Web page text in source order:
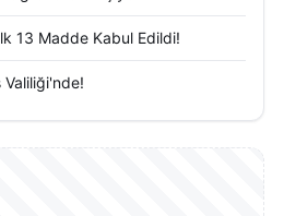
sağlayacağı görüşünde.
13 Madde Kabul Edildi!
Valiliği'nde!